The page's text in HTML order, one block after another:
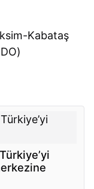
Kabataş